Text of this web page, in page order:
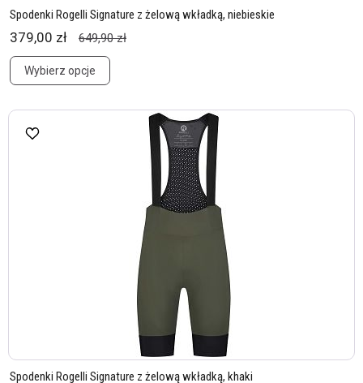
Spodenki Rogelli Signature z żelową wkładką, niebieskie
379,00 zł 649,90 zł
Wybierz opcje
Spodenki Rogelli Signature z żelową wkładką, khaki